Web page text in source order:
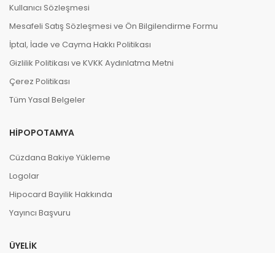
Kullanıcı Sözleşmesi
Mesafeli Satış Sözleşmesi ve Ön Bilgilendirme Formu
İptal, İade ve Cayma Hakkı Politikası
Gizlilik Politikası ve KVKK Aydınlatma Metni
Çerez Politikası
Tüm Yasal Belgeler
HIPOPOTAMYA
Cüzdana Bakiye Yükleme
Logolar
Hipocard Bayilik Hakkında
Yayıncı Başvuru
ÜYELIK